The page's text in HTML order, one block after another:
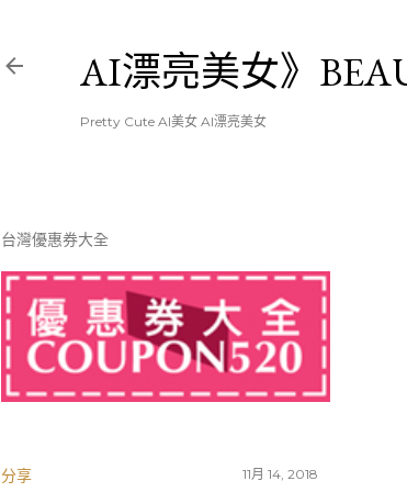
AI漂亮美女》
Pretty Cute AI美女 AI漂亮美女
台灣優惠券大全
分享 11月 14, 2018